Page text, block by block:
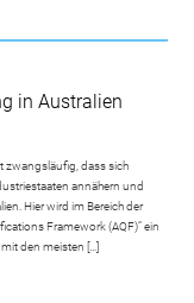
in Australien
zwangsläufig, dass sich
annähern und
Hier wird im Bereich der
Framework (AQF)“ ein
den meisten […]